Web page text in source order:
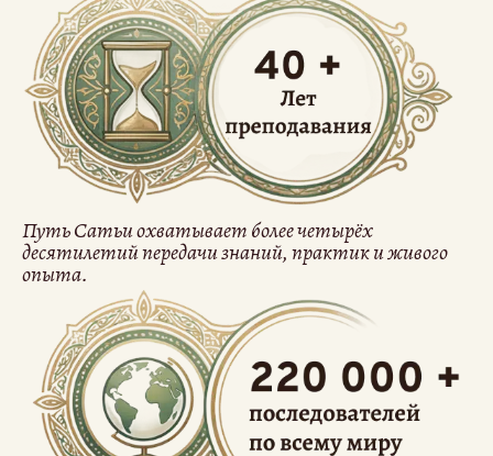
Путь Сатьи охватывает более четырёх
десятилетий передачи знаний, практик и живого
опыта.